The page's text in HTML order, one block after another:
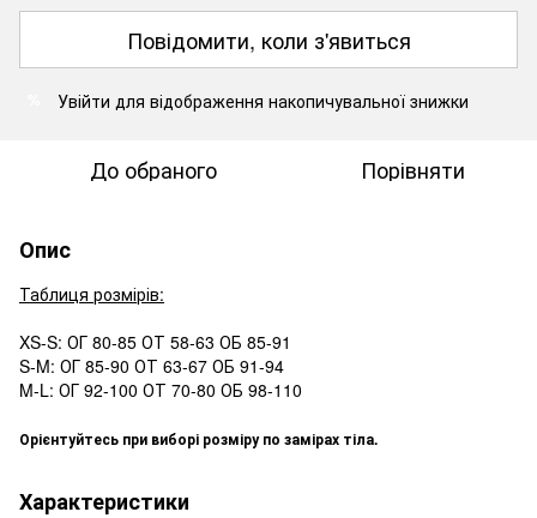
Повідомити, коли з'явиться
Увійти для відображення накопичувальної знижки
До обраного Порівняти
Опис
Таблиця розмірів:
XS-S: ОГ 80-85 ОТ 58-63 ОБ 85-91
S-M: ОГ 85-90 ОТ 63-67 ОБ 91-94
M-L: ОГ 92-100 ОТ 70-80 ОБ 98-110
Орієнтуйтесь при виборі розміру по замірах тіла.
Характеристики